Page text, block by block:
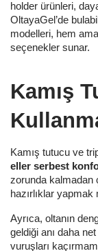
holder ürünleri,
OltayaGel’de
modelleri, hem
seçenekler sunar.
Kamış
Kamış tutucu ve
eller serbest
zorunda kalmadan
hazırlıklar
Ayrıca, oltanın
geldiği anı daha
vuruşları